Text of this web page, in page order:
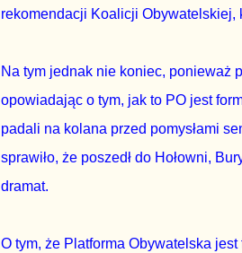
rekomendacji Koalicji Obywatelskiej,
Na tym jednak nie koniec, ponieważ
opowiadając o tym, jak to PO jest
padali na kolana przed pomysłami
sprawiło, że poszedł do Hołowni,
dramat.
O tym, że Platforma Obywatelska